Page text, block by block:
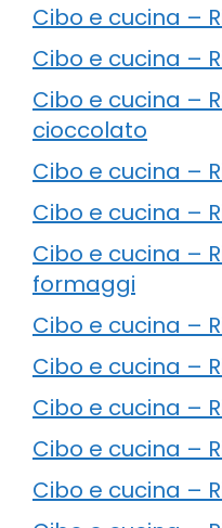
Cibo e cucina –
Cibo e cucina –
Cibo e cucina –
cioccolato
Cibo e cucina –
Cibo e cucina –
Cibo e cucina –
formaggi
Cibo e cucina –
Cibo e cucina –
Cibo e cucina –
Cibo e cucina –
Cibo e cucina –